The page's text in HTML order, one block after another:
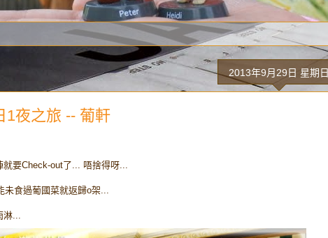
2013年9月29日 星期日
1夜之旅 -- 葡軒
要Check-out了... 唔捨得呀...
食過葡國菜就返歸o架...
淋...